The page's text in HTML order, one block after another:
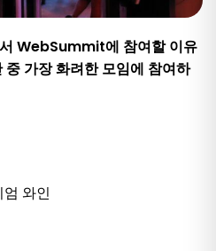
WebSummit에 참여할 이유
가장 화려한 모임에 참여하
와인